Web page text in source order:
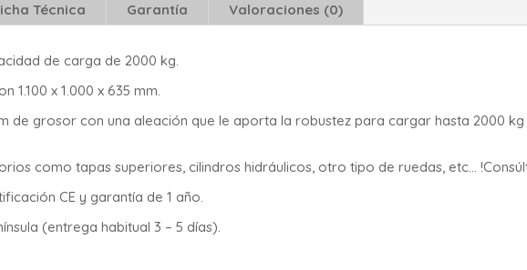
Técnica Garantía Valoraciones (0)
de carga de 2000 kg.
1.100 x 1.000 x 635 mm.
de grosor con una aleación que le aporta la robustez para cargar hasta 2000 kg
como tapas superiores, cilindros hidráulicos, otro tipo de ruedas, etc…
CE y garantía de 1 año.
(entrega habitual 3 – 5 días).